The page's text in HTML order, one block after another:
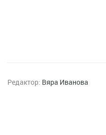
Редактор: Вяра Иванова